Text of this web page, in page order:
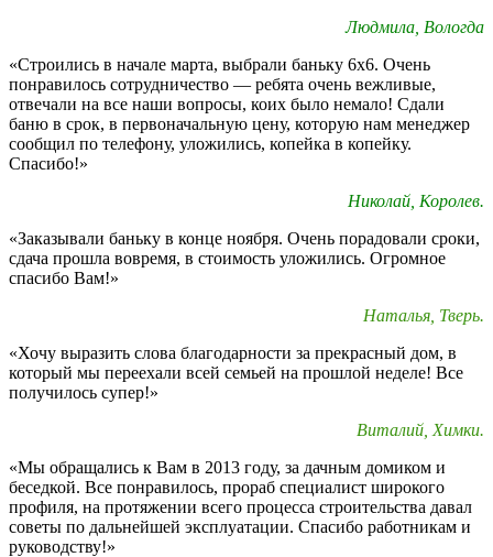
Людмила, Вологда
«Строились в начале марта, выбрали баньку 6х6. Очень
понравилось сотрудничество — ребята очень вежливые,
отвечали на все наши вопросы, коих было немало! Сдали
баню в срок, в первоначальную цену, которую нам менеджер
сообщил по телефону, уложились, копейка в копейку.
Спасибо!»
Николай, Королев.
«Заказывали баньку в конце ноября. Очень порадовали сроки,
сдача прошла вовремя, в стоимость уложились. Огромное
спасибо Вам!»
Наталья, Тверь.
«Хочу выразить слова благодарности за прекрасный дом, в
который мы переехали всей семьей на прошлой неделе! Все
получилось супер!»
Виталий, Химки.
«Мы обращались к Вам в 2013 году, за дачным домиком и
беседкой. Все понравилось, прораб специалист широкого
профиля, на протяжении всего процесса строительства давал
советы по дальнейшей эксплуатации. Спасибо работникам и
руководству!»